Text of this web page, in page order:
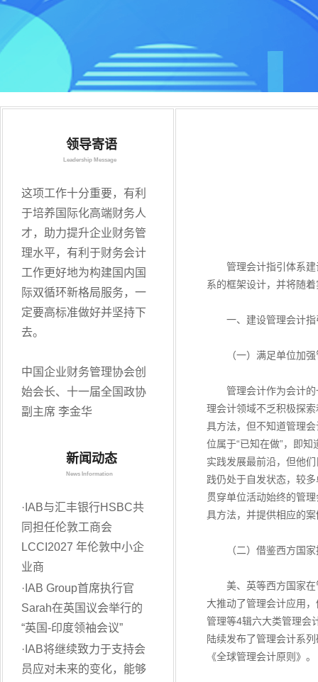
领导寄语
Leadership Message
这项工作十分重要，有利
于培养国际化高端财务人
才，助力提升企业财务管
理水平，有利于财务会计
工作更好地为构建国内国
际双循环新格局服务，一
定要高标准做好并坚持下
去。
中国企业财务管理协会创
始会长、十一届全国政协
副主席 李金华
新闻动态
News Information
· IAB与汇丰银行HSBC共
同担任伦敦工商会
LCCI2027 年伦敦中小企
业商
· IAB Group首席执行官
Sarah在英国议会举行的
“英国-印度领袖会议”
· IAB将继续致力于支持会
员应对未来的变化，能够
管理会计指引体系建
系的框架设计，并将随
一、建设管理会计指
（一）满足单位加强
管理会计作为会计的
理会计领域不乏积极探
具方法，但不知道管理
位属于“已知在做”，即
实践发展最前沿，但他
践仍处于自发状态，较
贯穿单位活动始终的管
具方法，并提供相应的
（二）借鉴西方国家
美、英等西方国家在
大推动了管理会计应用
管理等4辑六大类管理会
陆续发布了管理会计系
《全球管理会计原则》。